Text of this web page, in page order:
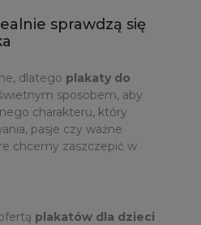
sprawdzą się
dlatego plakaty do
sposobem, aby
charakteru, który
pasje czy ważne
chcemy zaszczepić w
plakatów dla dzieci